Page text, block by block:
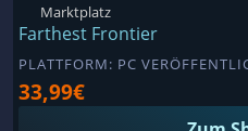
Marktplatz
Farthest Frontier
PLATTFORM: PC
33,99€